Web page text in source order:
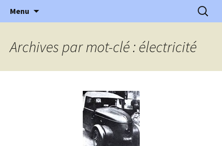
l'Automobile Ancienne
l'automobile ancienne : articles, historiques
…
Menu
Archives par mot-clé : électricité